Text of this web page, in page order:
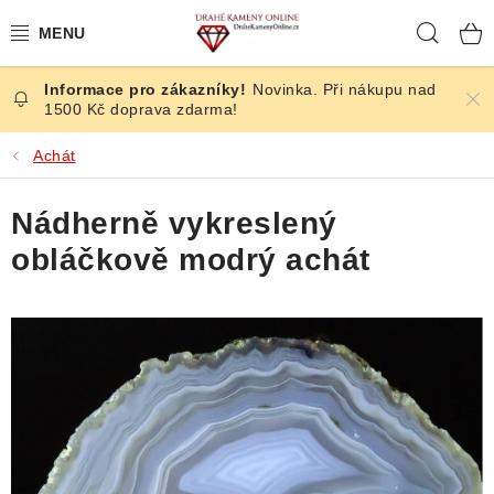
na
ČESKÉ KAMENY
ŠPERKY
KAMENY ZE SVĚTA
BROUŠENÉ
SLEVY
KRYSTALY
Novinka. Při nákupu nad
1500 Kč doprava zdarma!
Achát
Nádherně vykreslený
obláčkově modrý achát